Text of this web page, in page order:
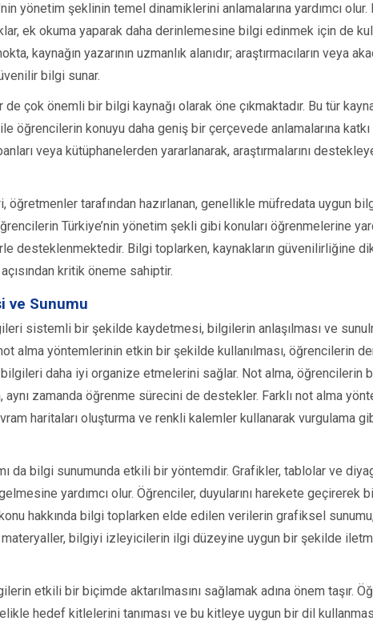
yönetim şeklinin temel dinamiklerini anlamalarına yardımcı
ek okuma yaparak daha derinlemesine bilgi edinmek için de
kaynağın yazarının uzmanlık alanıdır; araştırmacıların veya
bilgi sunar.
çok önemli bir bilgi kaynağı olarak öne çıkmaktadır. Bu tür
öğrencilerin konuyu daha geniş bir çerçevede anlamalarına katkı
veya kütüphanelerden yararlanarak, araştırmalarını
öğretmenler tarafından hazırlanan, genellikle müfredata uygun
Türkiye’nin yönetim şekli gibi konuları öğrenmelerine
desteklenmektedir. Bilgi toplarken, kaynakların güvenilirliğine
kritik öneme sahiptir.
ve Sunumu
sistemli bir şekilde kaydetmesi, bilgilerin anlaşılması ve
alma yöntemlerinin etkin bir şekilde kullanılması, öğrencilerin
daha iyi organize etmelerini sağlar. Not alma, öğrencilerin
aynı zamanda öğrenme sürecini de destekler. Farklı not alma
haritaları oluşturma ve renkli kalemler kullanarak vurgulama
da bilgi sunumunda etkili bir yöntemdir. Grafikler, tablolar ve
yardımcı olur. Öğrenciler, duyularını harekete geçirerek
hakkında bilgi toplarken elde edilen verilerin grafiksel
bilgiyi izleyicilerin ilgi düzeyine uygun bir şekilde
etkili bir biçimde aktarılmasını sağlamak adına önem taşır.
hedef kitlelerini tanıması ve bu kitleye uygun bir dil